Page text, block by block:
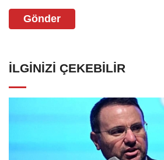
Gönder
İLGINIZI ÇEKEBILIR